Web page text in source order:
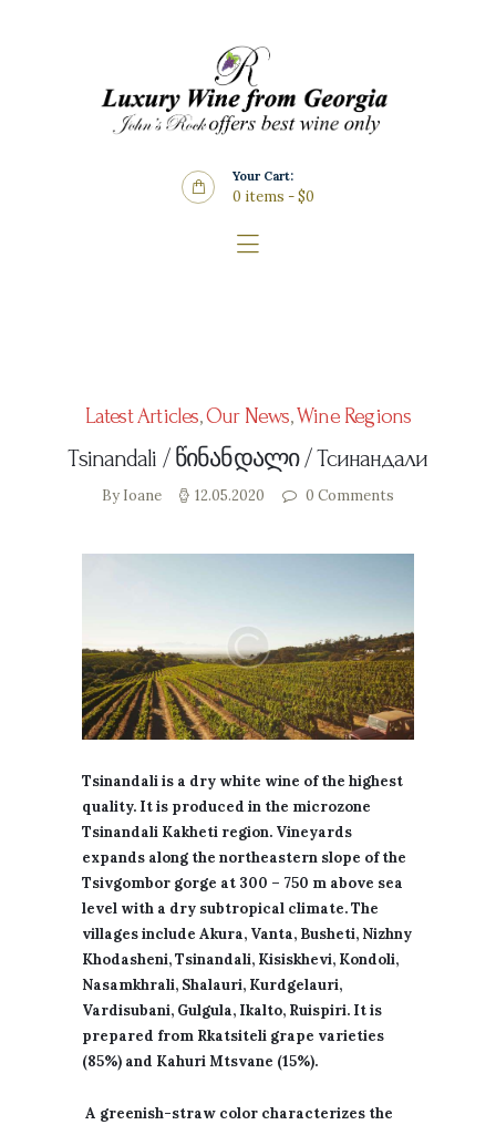
Your Cart:
0 items -$0
Latest Articles,Our News,Wine Regions
Tsinandali / წინანდალი / Тсинандали
By Ioane 12.05.2020 0 Comments
Tsinandali is a dry white wine of the highest
quality. It is produced in the microzone
Tsinandali Kakheti region. Vineyards
expands along the northeastern slope of the
Tsivgombor gorge at 300 – 750 m above sea
level with a dry subtropical climate. The
villages include Akura, Vanta, Busheti, Nizhny
Khodasheni, Tsinandali, Kisiskhevi, Kondoli,
Nasamkhrali, Shalauri, Kurdgelauri,
Vardisubani, Gulgula, Ikalto, Ruispiri. It is
prepared from Rkatsiteli grape varieties
(85%) and Kahuri Mtsvane (15%).
A greenish-straw color characterizes the